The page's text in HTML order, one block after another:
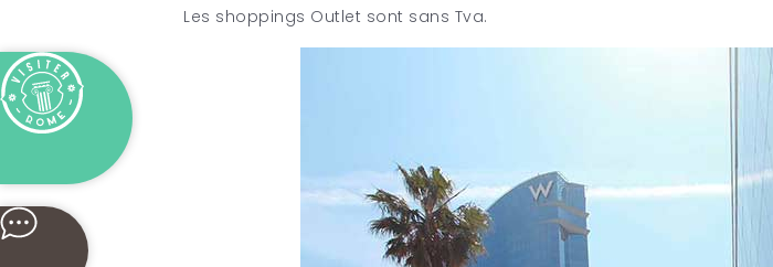
Les shoppings Outlet sont sans Tva.